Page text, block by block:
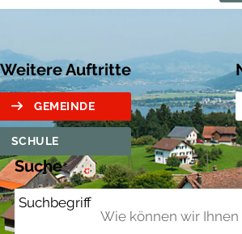
Weitere Auftritte
GEMEINDE
SCHULE
Suche
Suchbegriff